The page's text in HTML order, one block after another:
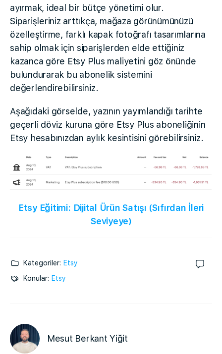
ayırmak, ideal bir bütçe yönetimi olur.
Siparişleriniz arttıkça, mağaza görünümünüzü
özelleştirme, farklı kapak fotoğrafı tasarımlarına
sahip olmak için siparişlerden elde ettiğiniz
kazanca göre Etsy Plus maliyetini göz önünde
bulundurarak bu abonelik sistemini
değerlendirebilirsiniz.
Aşağıdaki görselde, yazının yayımlandığı tarihte
geçerli döviz kuruna göre Etsy Plus aboneliğinin
Etsy hesabınızdan aylık kesintisini görebilirsiniz.
Etsy Eğitimi: Dijital Ürün Satışı (Sıfırdan İleri
Seviyeye)
Kategoriler: Etsy
Konular: Etsy
Mesut Berkant Yiğit